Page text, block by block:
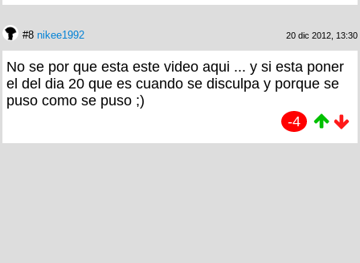
#8 nikee1992 20 dic 2012, 13:30
No se por que esta este video aqui ... y si esta poner
el del dia 20 que es cuando se disculpa y porque se
puso como se puso ;)
-4